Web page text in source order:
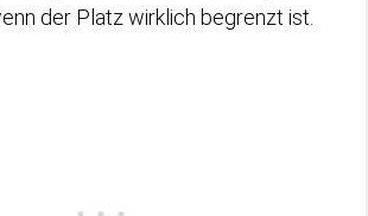
der Platz wirklich begrenzt ist.